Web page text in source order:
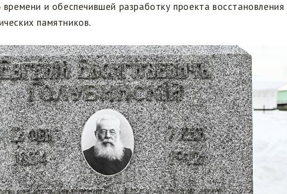
времени и обеспечившей разработку проекта восстановления
памятников.